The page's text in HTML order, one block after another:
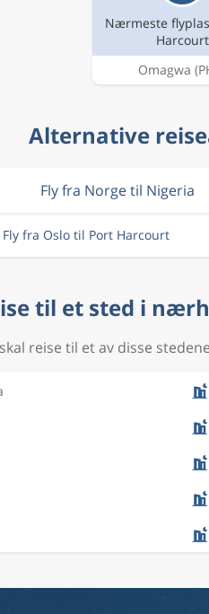
Nærmeste
Harcourt
Omagwa
Alternative
Fly fra Norge til Nigeria
Fly fra Oslo til Port Harcourt
til et sted i
reise til et av disse